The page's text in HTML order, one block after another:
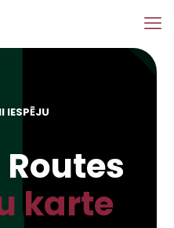
IESPĒJU
karte